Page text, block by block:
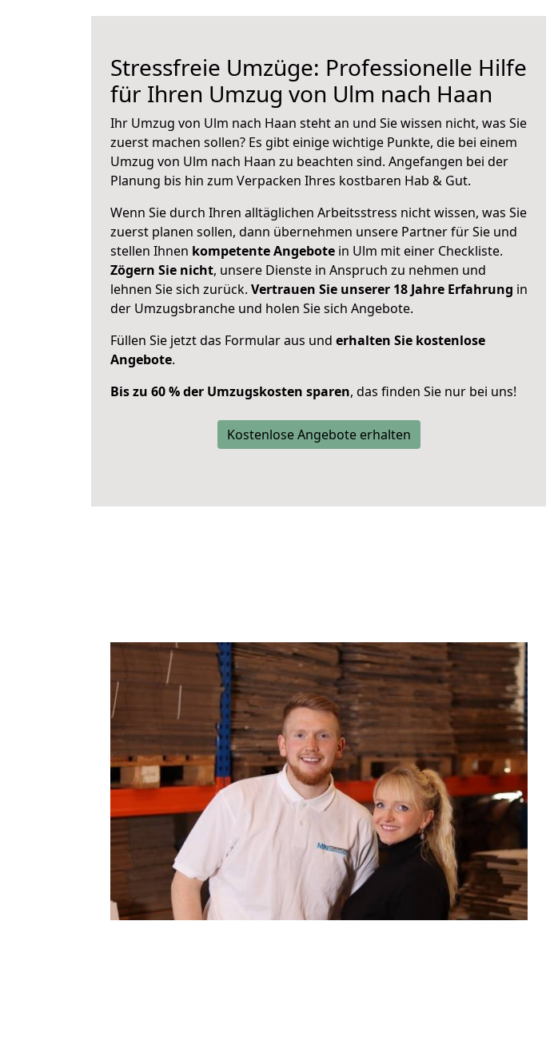
Stressfreie Umzüge: Professionelle Hilfe
für Ihren Umzug von Ulm nach Haan
Ihr Umzug von Ulm nach Haan steht an und Sie wissen nicht, was Sie
zuerst machen sollen? Es gibt einige wichtige Punkte, die bei einem
Umzug von Ulm nach Haan zu beachten sind. Angefangen bei der
Planung bis hin zum Verpacken Ihres kostbaren Hab & Gut.
Wenn Sie durch Ihren alltäglichen Arbeitsstress nicht wissen, was Sie
zuerst planen sollen, dann übernehmen unsere Partner für Sie und
stellen Ihnen kompetente Angebote in Ulm mit einer Checkliste.
Zögern Sie nicht, unsere Dienste in Anspruch zu nehmen und
lehnen Sie sich zurück. Vertrauen Sie unserer 18 Jahre Erfahrung in
der Umzugsbranche und holen Sie sich Angebote.
Füllen Sie jetzt das Formular aus und erhalten Sie kostenlose
Angebote.
Bis zu 60 % der Umzugskosten sparen, das finden Sie nur bei uns!
Kostenlose Angebote erhalten